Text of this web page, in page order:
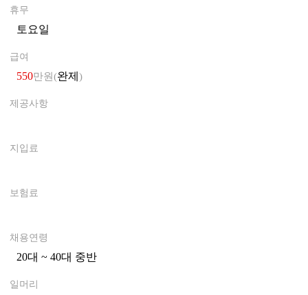
휴무
토요일
급여
550만원(완제 )
제공사항
지입료
보험료
채용연령
20대 ~ 40대 중반0
일머리